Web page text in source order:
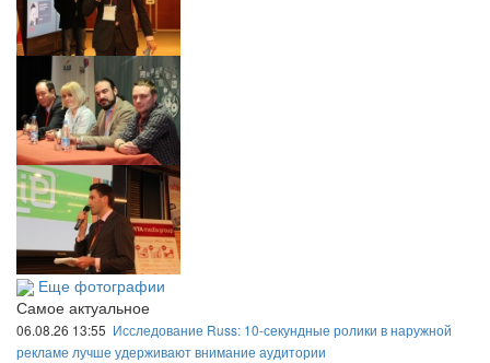
Еще фотографии
Самое актуальное
06.08.26 13:55 Исследование Russ: 10-секундные ролики в наружной
рекламе лучше удерживают внимание аудитории